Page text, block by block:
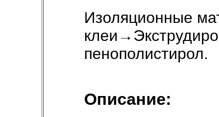
Изоляционные
клеи →
пенополистирол.
Описание: